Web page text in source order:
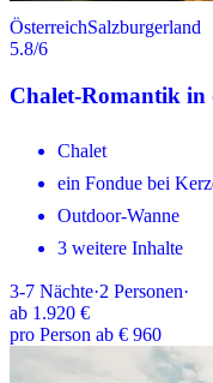
ÖsterreichSalzburgerland
5.8/6
Chalet-Romantik in
Chalet
ein Fondue bei
Outdoor-Wanne
3 weitere Inhalte
3-7 Nächte·2 Personen·
ab 1.920 €
pro Person ab € 960